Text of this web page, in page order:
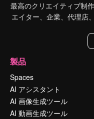
最高のクリエイティブ制
エイター、企業、代理店
製品
Spaces
AI アシスタント
AI 画像生成ツール
AI 動画生成ツール